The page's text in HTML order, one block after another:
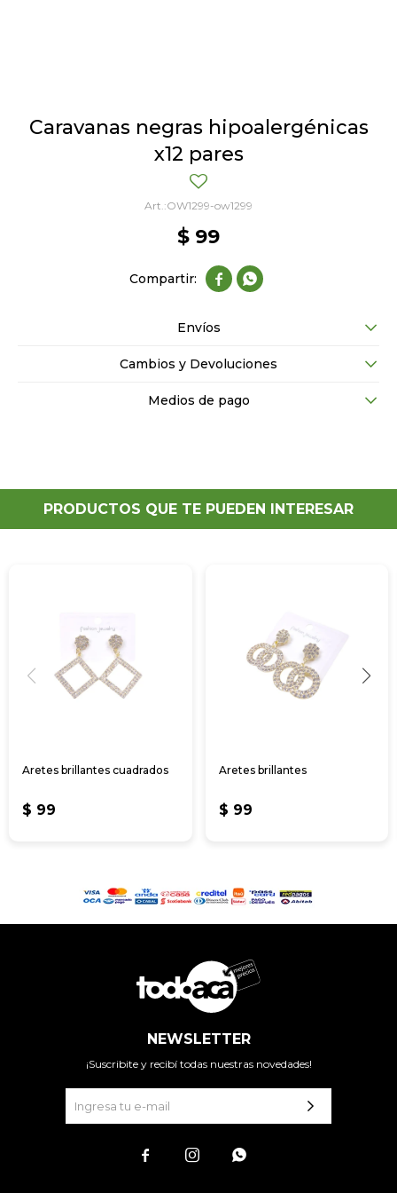
Caravanas negras hipoalergénicas
x12 pares
OW1299-ow1299
$ 99
 
Envíos
Cambios y Devoluciones
Medios de pago
PRODUCTOS QUE TE PUEDEN INTERESAR
Aretes brillantes cuadrados
$ 99
Aretes brillantes
$ 99
NEWSLETTER
¡Suscribite y recibí todas nuestras novedades!
  